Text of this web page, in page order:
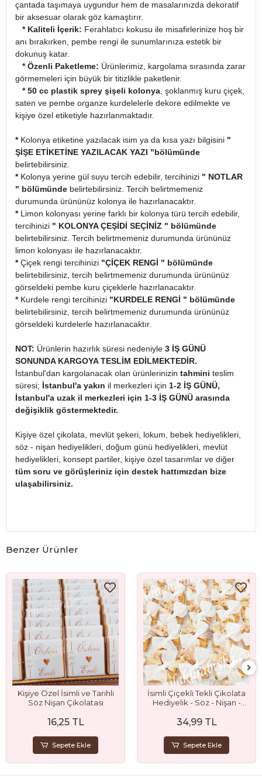
çantada taşımaya uygundur hem de masalarınızda dekoratif
bir aksesuar olarak göz kamaştırır.
* Kaliteli İçerik: Ferahlatıcı kokusu ile misafirlerinize hoş bir
anı bırakırken, pembe rengi ile sunumlarınıza estetik bir
dokunuş katar.
* Özenli Paketleme: Ürünlerimiz, kargolama sırasında zarar
görmemeleri için büyük bir titizlikle paketlenir.
* 50 cc plastik sprey şişeli kolonya, şoklanmış kuru çiçek,
saten ve pembe organze kurdelelerle dekore edilmekte ve
kişiye özel etiketiyle hazırlanmaktadır.
* Kolonya etiketine yazılacak isim ya da kısa yazı bilgisini "
ŞİŞE ETİKETİNE YAZILACAK YAZI "bölümünde
belirtebilirsiniz.
*Kolonya yerine gül suyu tercih edebilir, tercihinizi " NOTLAR
" bölümünde belirtebilirsiniz. Tercih belirtmemeniz
durumunda ürününüz kolonya ile hazırlanacaktır.
*Limon kolonyası yerine farklı bir kolonya türü tercih edebilir,
tercihinizi " KOLONYA ÇEŞİDİ SEÇİNİZ " bölümünde
belirtebilirsiniz. Tercih belirtmemeniz durumunda ürününüz
limon kolonyası ile hazırlanacaktır.
*Çiçek rengi tercihinizi "ÇİÇEK RENGİ " bölümünde
belirtebilirsiniz, tercih belirtmemeniz durumunda ürününüz
görseldeki pembe kuru çiçeklerle hazırlanacaktır.
* Kurdele rengi tercihinizi "KURDELE RENGİ " bölümünde
belirtebilirsiniz, tercih belirtmemeniz durumunda ürününüz
görseldeki kurdelerle hazırlanacaktır.
NOT: Ürünlerin hazırlık süresi nedeniyle 3 İŞ GÜNÜ
SONUNDA KARGOYA TESLİM EDİLMEKTEDİR.
İstanbul'dan kargolanacak olan ürünlerinizin tahmini teslim
süresi; İstanbul'a yakın il merkezleri için 1-2 İŞ GÜNÜ,
İstanbul'a uzak il merkezleri için 1-3 İŞ GÜNÜ arasında
değişiklik göstermektedir.
Kişiye özel çikolata, mevlüt şekeri, lokum, bebek hediyelikleri,
söz - nişan hediyelikleri, doğum günü hediyelikleri, mevlüt
hediyelikleri, konsept partiler, kişiye özel tasarımlar ve diğer
tüm soru ve görüşleriniz için destek hattımızdan bize
ulaşabilirsiniz.
Benzer Ürünler
Kişiye Özel İsimli ve Tarihli
Söz Nişan Çikolatası
16,25 TL
Sepete Ekle
İsimli Çiçekli Tekli Çikolata
Hediyelik - Söz - Nişan -
34,99 TL
Sepete Ekle